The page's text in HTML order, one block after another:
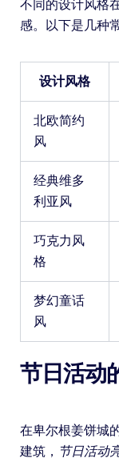
不同的设计风格
感。以下是几种
设计风格
北欧简约
风
经典维多
利亚风
巧克力风
格
梦幻童话
风
节日活动
在卑尔根姜饼城
建筑， 节日活动